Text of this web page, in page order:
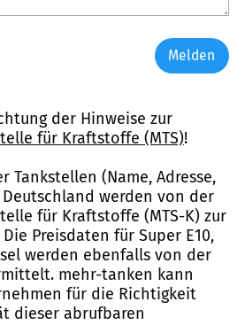
Melden
der Hinweise zur
für Kraftstoffe (MTS)!
Tankstellen (Name, Adresse,
werden von der
für Kraftstoffe (MTS-K) zur
Preisdaten für Super E10,
werden ebenfalls von der
mehr-tanken kann
für die Richtigkeit
dieser abrufbaren